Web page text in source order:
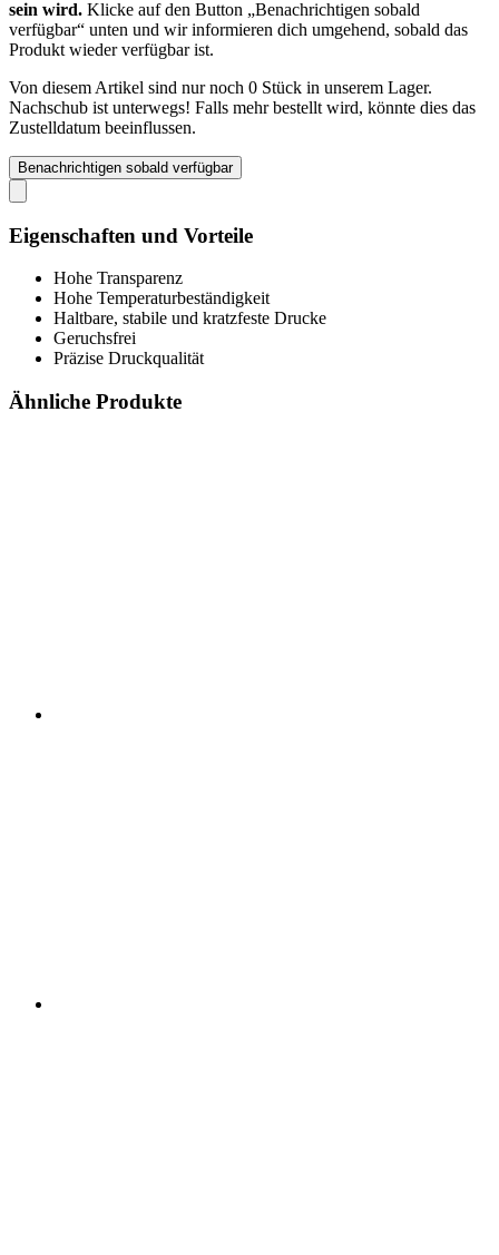
sein wird. Klicke auf den Button „Benachrichtigen sobald
verfügbar“ unten und wir informieren dich umgehend, sobald das
Produkt wieder verfügbar ist.
Von diesem Artikel sind nur noch 0 Stück in unserem Lager.
Nachschub ist unterwegs! Falls mehr bestellt wird, könnte dies das
Zustelldatum beeinflussen.
Benachrichtigen sobald verfügbar
Eigenschaften und Vorteile
Hohe Transparenz
Hohe Temperaturbeständigkeit
Haltbare, stabile und kratzfeste Drucke
Geruchsfrei
Präzise Druckqualität
Ähnliche Produkte